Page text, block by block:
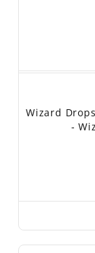
Wizard
-